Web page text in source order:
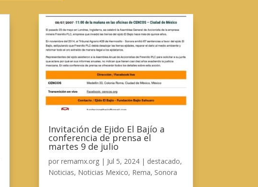
Invitación de Ejido El Bajío a
conferencia de prensa el
martes 9 de julio
por remamx.org| Jul 5, 2024| destacado,
Noticias, Noticias Mexico, Rema, Sonora